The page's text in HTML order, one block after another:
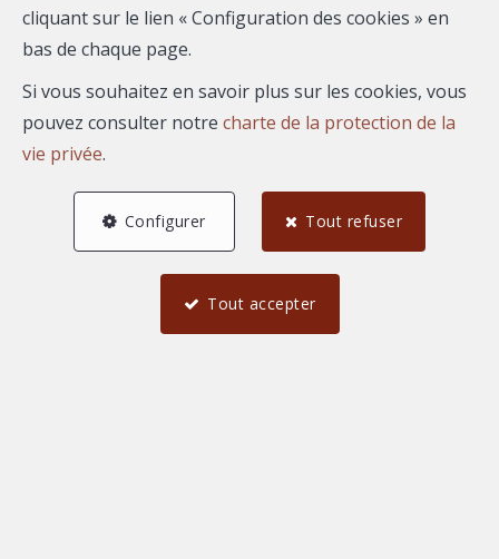
cliquant sur le lien « Configuration des cookies » en
bas de chaque page.
Si vous souhaitez en savoir plus sur les cookies, vous
pouvez consulter notre charte de la protection de la
vie privée.
Configurer Tout refuser
Tout accepter
AGENCE REGARD
1626 Boulevard du President Salvador Allende
—
30000 Nimes
TEL.04 66 67 80 19
—
agence@immoregard.com